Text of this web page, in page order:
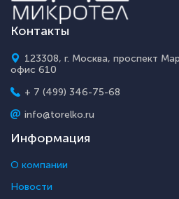
Контакты
123308, г. Москва, проспект
офис 610
+ 7 (499) 346-75-68
info@torelko.ru
Информация
О компании
Новости